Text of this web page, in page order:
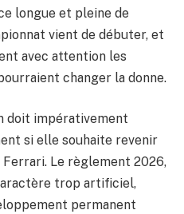
longue et pleine de
vient de débuter, et
avec attention les
changer la donne.
doit impérativement
si elle souhaite revenir
Le règlement 2026,
trop artificiel,
permanent